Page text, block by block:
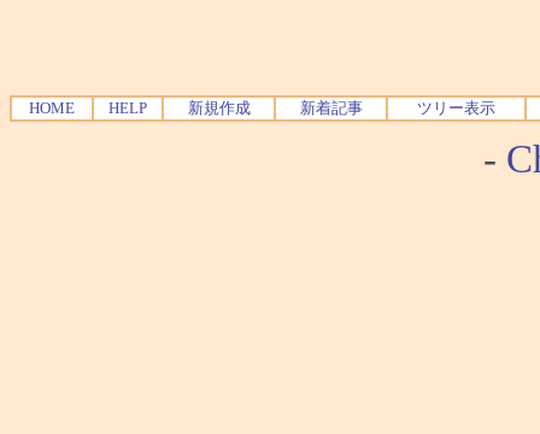
HOME HELP 新規作成 新着記事 ツリー表示
-